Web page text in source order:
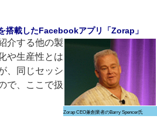
搭載したFacebookアプリ「Zorap」
Zorap CEO兼創業者のBarry Spencer氏
介する他の製
や生産性とは
、同じセッシ
で、ここで扱